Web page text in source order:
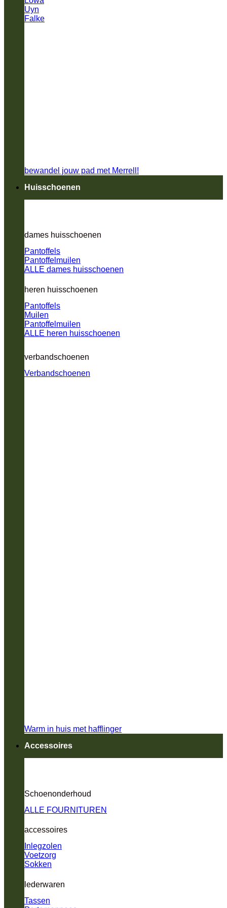
Uyn
Falke
bewandel jouw pad met Merrell!
Huisschoenen
dames huisschoenen
Pantoffels
Pantoffelmuilen
ALLE dames huisschoenen
heren huisschoenen
Pantoffels
Muilen
Pantoffelmuilen
ALLE heren huisschoenen
verbandschoenen
Verbandschoenen
Warm in huis met hafflinger
Accessoires
Schoenonderhoud
ALLE FOURNITUREN
accessoires
Inlegzolen
Voetzorg
Sokken
lederwaren
Tassen